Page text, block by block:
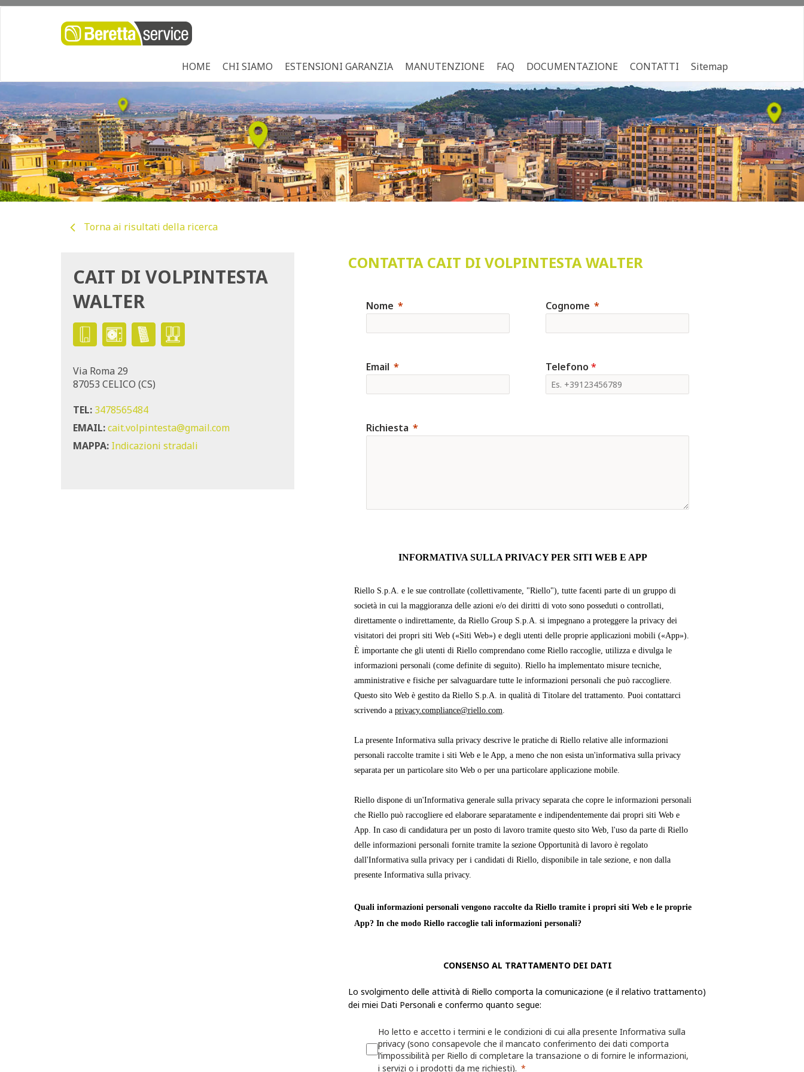
HOME CHI SIAMO ESTENSIONI GARANZIA MANUTENZIONE FAQ DOCUMENTAZIONE CONTATTI Sitemap
Torna ai risultati della ricerca
CAIT DI VOLPINTESTA
WALTER
Via Roma 29
87053 CELICO (CS)
TEL: 3478565484
EMAIL:cait.volpintesta@gmail.com
MAPPA: Indicazioni stradali
CONTATTA CAIT DI VOLPINTESTA WALTER
Nome Cognome
Email Telefono *
Richiesta
INFORMATIVA SULLA PRIVACY PER SITI WEB E APP
Riello S.p.A. e le sue controllate (collettivamente, "Riello"), tutte facenti parte di un gruppo di
società in cui la maggioranza delle azioni e/o dei diritti di voto sono posseduti o controllati,
direttamente o indirettamente, da Riello Group S.p.A. si impegnano a proteggere la privacy dei
visitatori dei propri siti Web («Siti Web») e degli utenti delle proprie applicazioni mobili («App»).
È importante che gli utenti di Riello comprendano come Riello raccoglie, utilizza e divulga le
informazioni personali (come definite di seguito). Riello ha implementato misure tecniche,
amministrative e fisiche per salvaguardare tutte le informazioni personali che può raccogliere.
Questo sito Web è gestito da Riello S.p.A. in qualità di Titolare del trattamento. Puoi contattarci
scrivendo a privacy.compliance@riello.com
La presente Informativa sulla privacy descrive le pratiche di Riello relative alle informazioni
personali raccolte tramite i siti Web e le App, a meno che non esista un'informativa sulla privacy
separata per un particolare sito Web o per una particolare applicazione mobile.
Riello dispone di un'Informativa generale sulla privacy separata che copre le informazioni personali
che Riello può raccogliere ed elaborare separatamente e indipendentemente dai propri siti Web e
App. In caso di candidatura per un posto di lavoro tramite questo sito Web, l'uso da parte di Riello
delle informazioni personali fornite tramite la sezione Opportunità di lavoro è regolato
dall'Informativa sulla privacy per i candidati di Riello, disponibile in tale sezione, e non dalla
presente Informativa sulla privacy.
Quali informazioni personali vengono raccolte da Riello tramite i propri siti Web e le proprie
App? In che modo Riello raccoglie tali informazioni personali?
identificabile o può essere identificata. Riello raccoglie, utilizza ed elabora le Informazioni
propri siti Web e app.
possibilità di decidere se fornirle o meno. Se l'utente sceglie di non fornire alcuna delle
Informazioni personali richieste, Riello potrebbe non essere in grado di completare la transazione o
CONSENSO AL TRATTAMENTO DEI DATI
Lo svolgimento delle attività di Riello comporta la comunicazione (e il relativo trattamento)
dei miei Dati Personali e confermo quanto segue:
Ho letto e accetto i termini e le condizioni di cui alla presente Informativa sulla
privacy (sono consapevole che il mancato conferimento dei dati comporta
l’impossibilità per Riello di completare la transazione o di fornire le informazioni,
i servizi o i prodotti da me richiesti).